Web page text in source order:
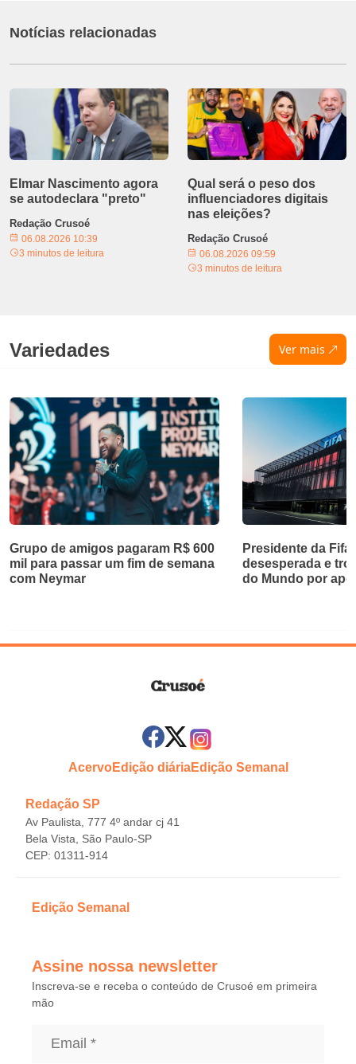
Notícias relacionadas
Elmar Nascimento agora
se autodeclara "preto"
Redação Crusoé
06.08.2026 10:39
3 minutos de leitura
Qual será o peso dos
influenciadores digitais
nas eleições?
Redação Crusoé
06.08.2026 09:59
3 minutos de leitura
Variedades Ver mais
Grupo de amigos pagaram R$ 600
mil para passar um fim de semana
com Neymar
Presidente da
desesperada e
do Mundo por
AcervoEdição diáriaEdição Semanal
Redação SP
Av Paulista, 777 4º andar cj 41
Bela Vista, São Paulo-SP
CEP: 01311-914
Edição Semanal
Assine nossa newsletter
Inscreva-se e receba o conteúdo de Crusoé em primeira
mão